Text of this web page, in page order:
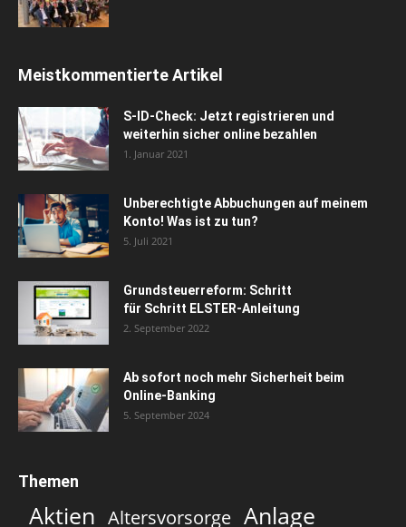
Meistkommentierte Artikel
S-ID-Check: Jetzt registrieren und
weiterhin sicher online bezahlen
1. Januar 2021
Unberechtigte Abbuchungen auf meinem
Konto! Was ist zu tun?
5. Juli 2021
Grundsteuerreform: Schritt
für Schritt ELSTER-Anleitung
2. September 2022
Ab sofort noch mehr Sicherheit beim
Online-Banking
5. September 2024
Themen
Aktien Altersvorsorge Anlage